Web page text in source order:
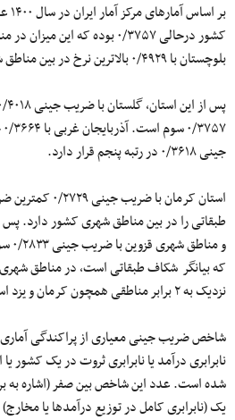
کشور درحالی ۰/۳۷۵۷ بوده که
بلوچستان با ۰/۴۹۲۹ بالاترین نرخ در بین مناطق شهری کشور داشته است.
جینی ۰/۳۶۱۸ در رتبه پنجم قرار دارد.
استان کرمان با
و
که بیانگر شکاف طبقاتی است، در مناطق
نزدیک به ۲ برابر مناطقی همچون کرمان و یزد است.
شاخص ضریب جینی معیاری از پراکندگی
نابرابری درآمد یا نابرابری ثروت در یک کشور
شده‌ است. عدد این شاخص بین صفر (اشاره به
یک (نابرابری کامل در توزیع درآمدها یا